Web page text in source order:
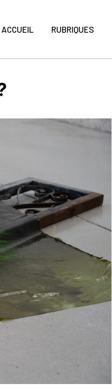
ACCUEIL RUBRIQUES